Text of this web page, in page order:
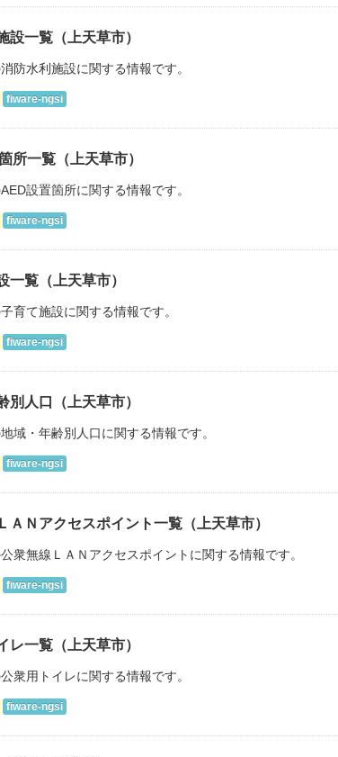
設一覧（上天草市）
消防水利施設に関する情報です。
fiware-ngsi
所一覧（上天草市）
AED設置箇所に関する情報です。
fiware-ngsi
一覧（上天草市）
子育て施設に関する情報です。
fiware-ngsi
別人口（上天草市）
地域・年齢別人口に関する情報です。
fiware-ngsi
ＡＮアクセスポイント一覧（上天草市）
公衆無線ＬＡＮアクセスポイントに関する情報です。
fiware-ngsi
レ一覧（上天草市）
公衆用トイレに関する情報です。
fiware-ngsi